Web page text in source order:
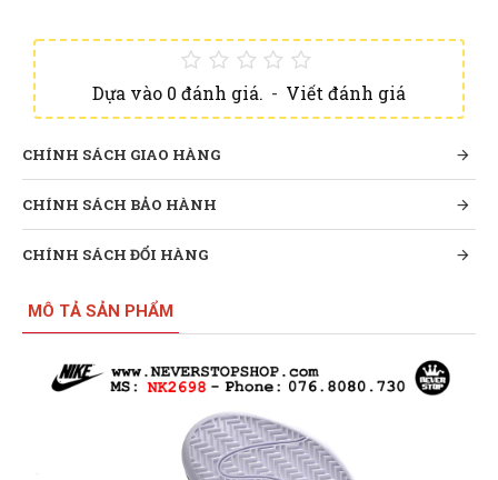
Dựa vào 0 đánh giá. - Viết đánh giá
CHÍNH SÁCH GIAO HÀNG
CHÍNH SÁCH BẢO HÀNH
CHÍNH SÁCH ĐỔI HÀNG
MÔ TẢ SẢN PHẨM